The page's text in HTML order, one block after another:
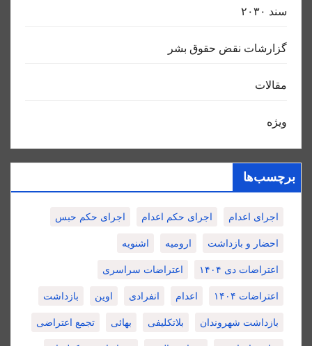
سند ٢٠٣٠
گزارشات نقض حقوق بشر
مقالات
ویژه
برچسب‌ها
اجرای اعدام اجرای حکم اعدام اجرای حکم حبس
احضار و بازداشت ارومیه اشنویه
اعتراضات دی ۱۴۰۴ اعتراضات سراسری
اعتراضات ۱۴۰۴ اعدام انفرادی اوین بازداشت
بازداشت شهروندان بلاتکلیفی بهائی تجمع اعتراضی